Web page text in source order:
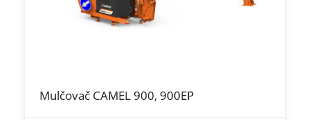
Mulčovač CAMEL 900, 900EP